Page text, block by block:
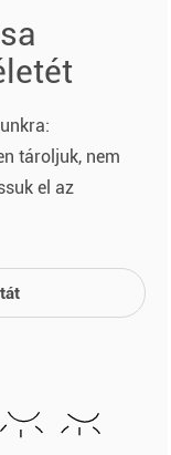
tároljuk, nem
el az